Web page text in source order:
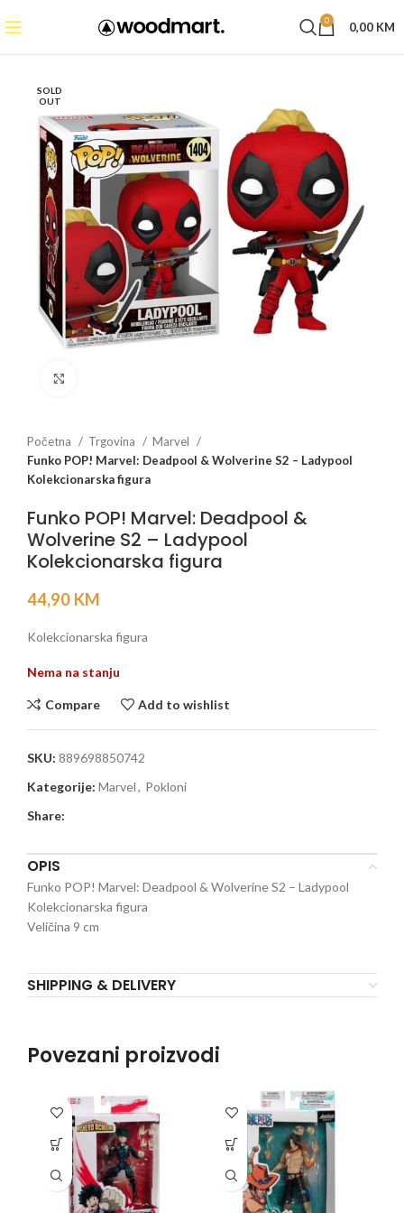
0 0,00 KM
SOLD
OUT
Početna Trgovina
Marvel
Funko POP! Marvel: Deadpool & Wolverine S2 – Ladypool
Kolekcionarska figura
Funko POP! Marvel: Deadpool &
Wolverine S2 – Ladypool
Kolekcionarska figura
44,90 KM
Kolekcionarska figura
Nema na stanju
Compare Add to wishlist
SKU: 889698850742
Kategorije: Marvel, Pokloni
Share:
OPIS
Funko POP! Marvel: Deadpool & Wolverine S2 – Ladypool
Kolekcionarska figura
Veličina 9 cm
SHIPPING & DELIVERY
Povezani proizvodi